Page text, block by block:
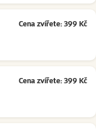
Cena zvířete: 399 Kč
Cena zvířete: 399 Kč